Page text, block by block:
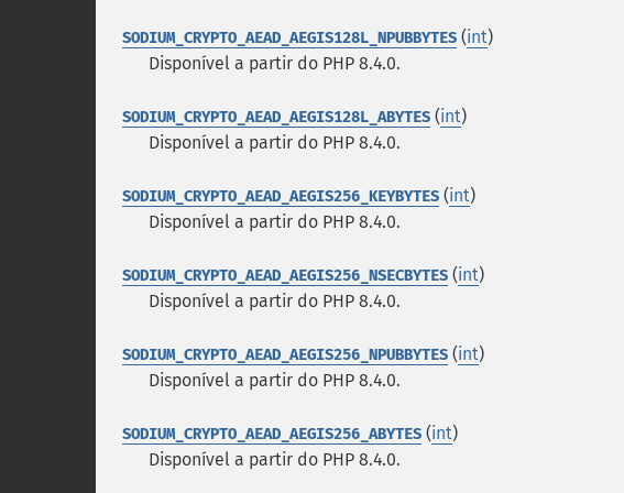
SODIUM_CRYPTO_AEAD_AEGIS128L_NPUBBYTES (int)
Disponível a partir do PHP 8.4.0.
SODIUM_CRYPTO_AEAD_AEGIS128L_ABYTES (int)
Disponível a partir do PHP 8.4.0.
SODIUM_CRYPTO_AEAD_AEGIS256_KEYBYTES (int)
Disponível a partir do PHP 8.4.0.
SODIUM_CRYPTO_AEAD_AEGIS256_NSECBYTES (int)
Disponível a partir do PHP 8.4.0.
SODIUM_CRYPTO_AEAD_AEGIS256_NPUBBYTES (int)
Disponível a partir do PHP 8.4.0.
SODIUM_CRYPTO_AEAD_AEGIS256_ABYTES (int)
Disponível a partir do PHP 8.4.0.